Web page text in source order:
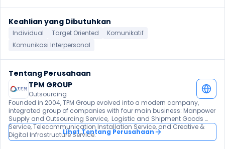
Keahlian yang Dibutuhkan
Individual Target Oriented
Komunikatif
Komunikasi Interpersonal
Tentang Perusahaan
TPM GROUP
Outsourcing
Founded in 2004, TPM Group evolved into a modern company,
integrated group of companies with four main business: Manpower
Supply and Outsourcing Service,  Logistic and Shipment Goods
Service, Telecommunication Installation Service, and Creative &
Digital Infrastructure Service.Lihat Tentang Perusahaan